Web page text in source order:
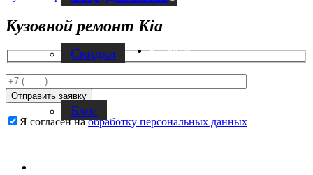
Скидки
Блог
Facebook
Кузовной ремонт Kia
Я согласен наобработку персональных данных